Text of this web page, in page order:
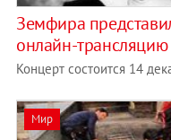
Земфира
онлайн-трансляцию
Концерт состоится 14
Мир